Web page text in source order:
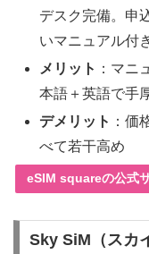
デスク完備。申
いマニュアル付
メリット ：マニ
本語＋英語で手
デメリット ：価
べて若干高め
eSIM squareの公式
Sky SiM（スカ